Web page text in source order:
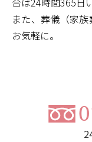
また、葬儀（家
お気軽に。